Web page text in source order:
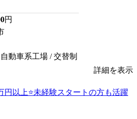
円
動車系工場 / 交替制
詳細を表示